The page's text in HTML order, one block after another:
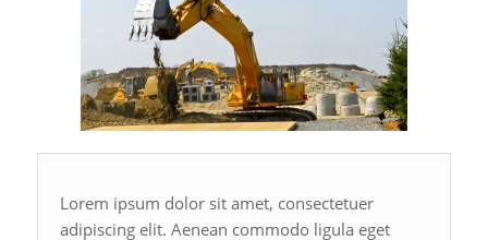
Lorem ipsum dolor sit amet, consectetuer
adipiscing elit. Aenean commodo ligula eget